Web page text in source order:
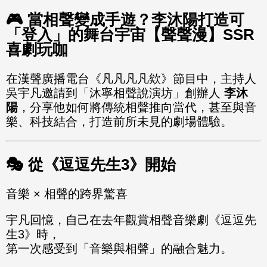
🎮 當相聲變成手遊？李沐陽打造可
「登入」的舞台宇宙【聲聲漫】SSR
喜劇玩咖
在漢聲廣播電台《凡凡凡凡欸》節目中，主持人
吳宇凡邀請到「沐寧相聲說演坊」創辦人 李沐
陽 ，分享他如何將傳統相聲推向當代，甚至與音
樂、科技結合，打造前所未見的劇場體驗。
🎭 從《逗逗先生3》開始
音樂 × 相聲的跨界驚喜
宇凡回憶，自己在去年觀賞相聲音樂劇《逗逗先
生3》時，
第一次感受到「音樂與相聲」的融合魅力。